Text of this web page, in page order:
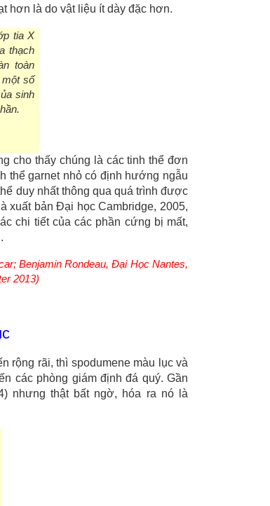
hơn là do vật liệu ít dày đặc hơn.
tia X
thạch
toàn
một số
sinh
cho thấy chúng là các tinh thể đơn
thể garnet nhỏ có định hướng ngẫu
duy nhất thông qua quá trình được
xuất bản Đại học Cambridge, 2005,
chi tiết của các phần cứng bị mất,
Benjamin Rondeau, Đại Học Nantes,
2013)
rộng rãi, thì spodumene màu lục và
các phòng giám định đá quý. Gần
nhưng thật bất ngờ, hóa ra nó là